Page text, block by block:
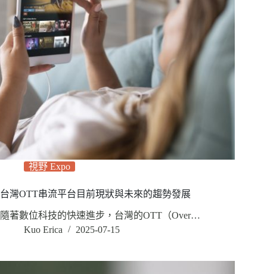
視野 Expo
台灣OTT串流平台目前現狀與未來的趨勢發展
隨著數位科技的快速進步，台灣的OTT（Over…
Kuo Erica
2025-07-15